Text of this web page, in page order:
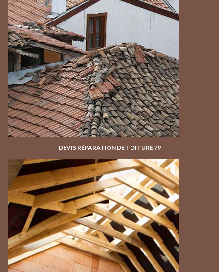
DEVIS RÉPARATION DE TOITURE 79